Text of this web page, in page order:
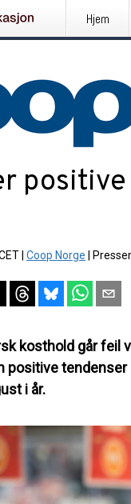
Hjem
Coop Norge
kosthold går feil
positive
i år.